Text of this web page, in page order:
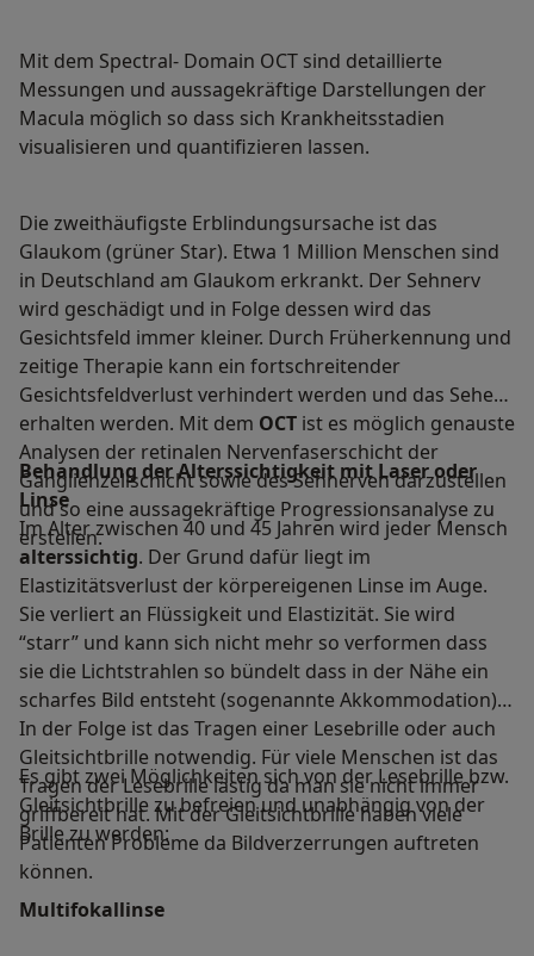
Mit dem Spectral- Domain OCT sind detaillierte
Messungen und aussagekräftige Darstellungen der
Macula möglich so dass sich Krankheitsstadien
visualisieren und quantifizieren lassen.
Die zweithäufigste Erblindungsursache ist das
Glaukom (grüner Star). Etwa 1 Million Menschen sind
in Deutschland am Glaukom erkrankt. Der Sehnerv
wird geschädigt und in Folge dessen wird das
Gesichtsfeld immer kleiner. Durch Früherkennung und
zeitige Therapie kann ein fortschreitender
Gesichtsfeldverlust verhindert werden und das Sehen
erhalten werden. Mit dem OCT ist es möglich genauste
Analysen der retinalen Nervenfaserschicht der
Ganglienzellschicht sowie des Sehnerven darzustellen
und so eine aussagekräftige Progressionsanalyse zu
erstellen.
Behandlung der Alterssichtigkeit mit Laser oder
Linse
Im Alter zwischen 40 und 45 Jahren wird jeder Mensch
alterssichtig. Der Grund dafür liegt im
Elastizitätsverlust der körpereigenen Linse im Auge.
Sie verliert an Flüssigkeit und Elastizität. Sie wird
“starr” und kann sich nicht mehr so verformen dass
sie die Lichtstrahlen so bündelt dass in der Nähe ein
scharfes Bild entsteht (sogenannte Akkommodation).
In der Folge ist das Tragen einer Lesebrille oder auch
Gleitsichtbrille notwendig. Für viele Menschen ist das
Tragen der Lesebrille lästig da man sie nicht immer
griffbereit hat. Mit der Gleitsichtbrille haben viele
Patienten Probleme da Bildverzerrungen auftreten
können.
Es gibt zwei Möglichkeiten sich von der Lesebrille bzw.
Gleitsichtbrille zu befreien und unabhängig von der
Brille zu werden:
Multifokallinse